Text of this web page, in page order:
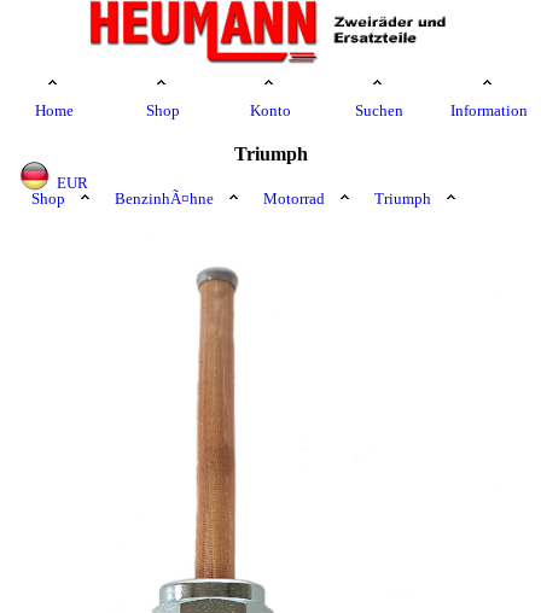
Home Shop Konto Suchen Information
EUR
Triumph
Shop BenzinhÃ¤hne Motorrad Triumph